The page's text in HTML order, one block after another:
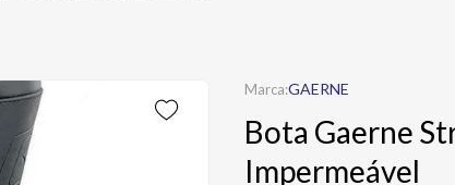
GAERNE
Bota Gaerne
Impermeável